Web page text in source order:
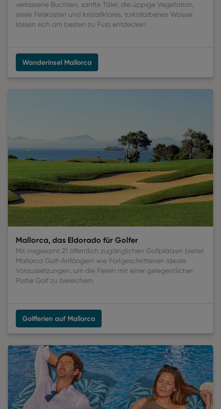
verlassene Buchten, sanfte Täler, die üppige Vegetation,
steile Felsküsten und kristallklares, türkisfarbenes Wasser
lassen sich am besten zu Fuss entdecken.
Wanderinsel Mallorca
Mallorca, das Eldorado für Golfer
Mit insgesamt 21 öffentlich zugänglichen Golfplätzen bietet
Mallorca Golf-Anfängern wie Fortgeschrittenen ideale
Voraussetzungen, um die Ferien mit einer gelegentlichen
Partie Golf zu bereichern.
Golfferien auf Mallorca